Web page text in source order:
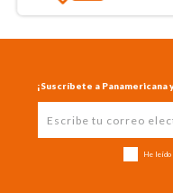
¡Suscríbete a
He leído